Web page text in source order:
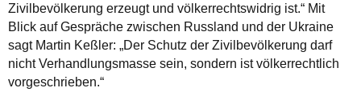
Zivilbevölkerung erzeugt und völkerrechtswidrig ist.“ Mit
Blick auf Gespräche zwischen Russland und der Ukraine
sagt Martin Keßler: „Der Schutz der Zivilbevölkerung darf
nicht Verhandlungsmasse sein, sondern ist völkerrechtlich
vorgeschrieben.“